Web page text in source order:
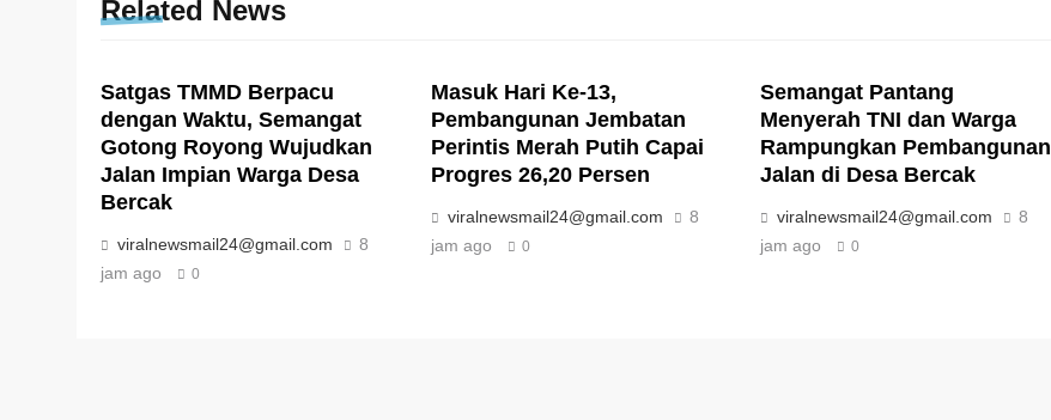
Related News
Satgas TMMD Berpacu
dengan Waktu, Semangat
Gotong Royong Wujudkan
Jalan Impian Warga Desa
Bercak
viralnewsmail24@gmail.com
8
jam ago
0
Masuk Hari Ke-13,
Pembangunan Jembatan
Perintis Merah Putih Capai
Progres 26,20 Persen
viralnewsmail24@gmail.com
8
jam ago
0
Semangat Pantang
Menyerah TNI dan Warga
Rampungkan Pembangunan
Jalan di Desa Bercak
viralnewsmail24@gmail.com
8
jam ago
0